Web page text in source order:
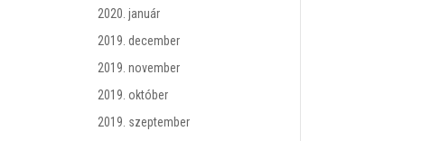
2020. január
2019. december
2019. november
2019. október
2019. szeptember